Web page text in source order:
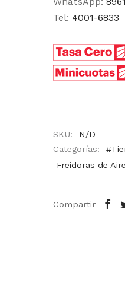
Tel: 4001-6833
SKU:
N/D
Categorías:
Freidoras de Aire
Compartir